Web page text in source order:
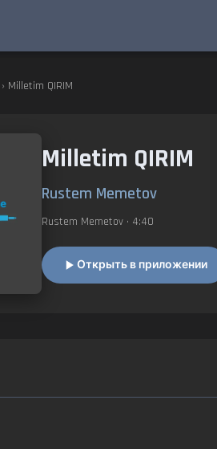
› Milletim QIRIM
Milletim QIRIM
Rustem Memetov
Rustem Memetov • 4:40
Открыть в приложении